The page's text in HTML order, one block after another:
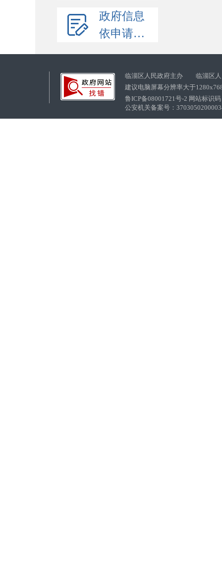
政府信息
依申请公开
临淄区人民政府主办 临淄区人
建议电脑屏幕分辨率大于
鲁ICP备08001721号-2 网站标识
公安机关备案号：